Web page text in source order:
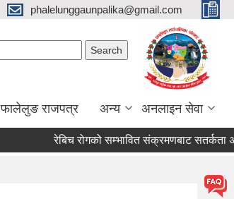
phalelunggaunpalika@gmail.com
फालेलुङ राजपत्र अन्य अनलाइन सेवा
रेबिच रोगको सम्भावित संक्रमणबाट सतर्कता